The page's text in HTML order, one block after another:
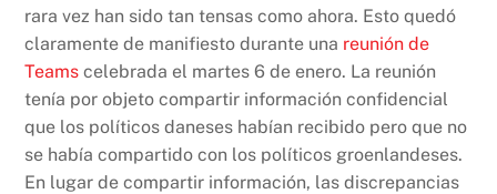
rara vez han sido tan tensas como ahora. Esto quedó
claramente de manifiesto durante una reunión de
Teams celebrada el martes 6 de enero. La reunión
tenía por objeto compartir información confidencial
que los políticos daneses habían recibido pero que no
se había compartido con los políticos groenlandeses.
En lugar de compartir información, las discrepancias